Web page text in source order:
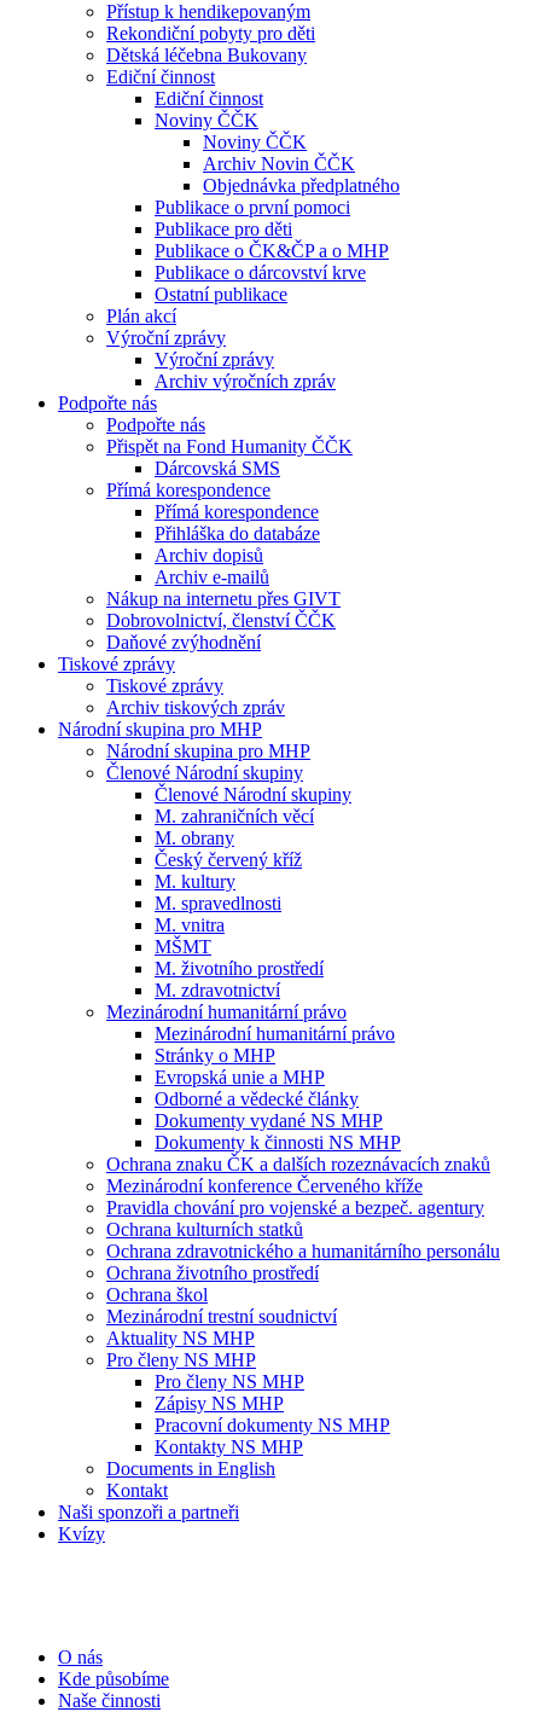
Přístup k hendikepovaným
Rekondiční pobyty pro děti
Dětská léčebna Bukovany
Ediční činnost
Ediční činnost
Noviny ČČK
Noviny ČČK
Archiv Novin ČČK
Objednávka předplatného
Publikace o první pomoci
Publikace pro děti
Publikace o ČK&ČP a o MHP
Publikace o dárcovství krve
Ostatní publikace
Plán akcí
Výroční zprávy
Výroční zprávy
Archiv výročních zpráv
Podpořte nás
Podpořte nás
Přispět na Fond Humanity ČČK
Dárcovská SMS
Přímá korespondence
Přímá korespondence
Přihláška do databáze
Archiv dopisů
Archiv e-mailů
Nákup na internetu přes GIVT
Dobrovolnictví, členství ČČK
Daňové zvýhodnění
Tiskové zprávy
Tiskové zprávy
Archiv tiskových zpráv
Národní skupina pro MHP
Národní skupina pro MHP
Členové Národní skupiny
Členové Národní skupiny
M. zahraničních věcí
M. obrany
Český červený kříž
M. kultury
M. spravedlnosti
M. vnitra
MŠMT
M. životního prostředí
M. zdravotnictví
Mezinárodní humanitární právo
Mezinárodní humanitární právo
Stránky o MHP
Evropská unie a MHP
Odborné a vědecké články
Dokumenty vydané NS MHP
Dokumenty k činnosti NS MHP
Ochrana znaku ČK a dalších rozeznávacích znaků
Mezinárodní konference Červeného kříže
Pravidla chování pro vojenské a bezpeč. agentury
Ochrana kulturních statků
Ochrana zdravotnického a humanitárního personálu
Ochrana životního prostředí
Ochrana škol
Mezinárodní trestní soudnictví
Aktuality NS MHP
Pro členy NS MHP
Pro členy NS MHP
Zápisy NS MHP
Pracovní dokumenty NS MHP
Kontakty NS MHP
Documents in English
Kontakt
Naši sponzoři a partneři
Kvízy
O nás
Kde působíme
Naše činnosti